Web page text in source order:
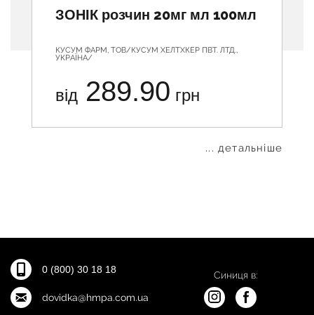
ЗОНІК розчин 20мг мл 100мл
КУСУМ ФАРМ, ТОВ/КУСУМ ХЕЛТХКЕР ПВТ. ЛТД.,
УКРАЇНА/
від 289.90 грн
... детальніше
0 (800) 30 18 18
dovidka@hmpa.com.ua
Синиця в: